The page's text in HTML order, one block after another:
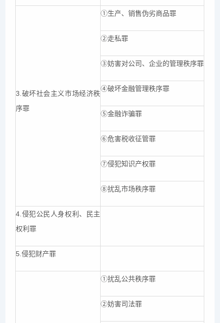
3.破坏社会主义市场经济秩
序罪
①生产、销售伪劣商品罪
②走私罪
③妨害对公司、企业的管理秩序罪
④破坏金融管理秩序罪
⑤金融诈骗罪
⑥危害税收征管罪
⑦侵犯知识产权罪
⑧扰乱市场秩序罪
4.侵犯公民人身权利、民主
权利罪
5.侵犯财产罪
①扰乱公共秩序罪
②妨害司法罪